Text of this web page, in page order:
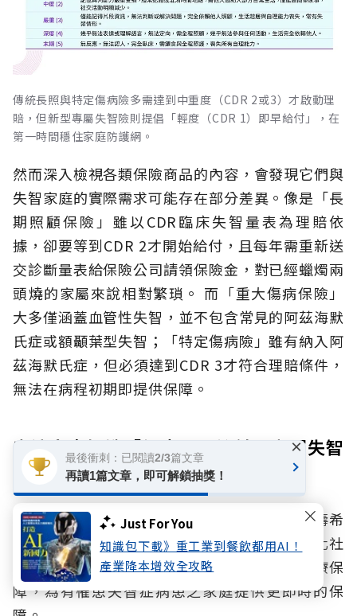
Just For You
知識包下載》重工業到餐飲都用AI！
產業降本增效全攻略
傳統長照與特定傷病險多需達到中重度（CDR 2或3）才啟動理
賠，但新型專屬失智險則提倡「輕度（CDR 1）即早給付」，在
第一時間穩住家庭防護網。
然而深入檢視各類保險商品的內容，會發現它們與
失智家庭的實際需求可能存在部分差異。像是「長
期照顧保險」雖以CDR臨床失智量表為理賠依
據，卻要等到CDR 2才開始給付，且每年需重新送
交診斷量表給保險公司請領保險金，對已經蠟燭兩
頭燒的家屬來說相對繁瑣。 而「重大傷病保險」
大多僅涵蓋血管性失智，並不包含常見的阿茲海默
氏症或額顳葉型失智；「特定傷病險」雖有納入阿
茲海默氏症，但必須達到CDR 3才符合理賠條件，
無法在病程初期即提供保障。
安達人壽打造「輕度即早給付」專屬失智
正因傳統保障普遍集中在病程中後期，安達人壽希
望將保障資源進一步往前延伸，真正解決高齡化社
會的照顧壓力，推出貼合失智症病程發展的醫療保
障，為有罹患失智症病患之家庭提供更即時的保
最後衝刺：已閱讀2/3篇文章
再讀1篇文章，即可解鎖抽獎！
×